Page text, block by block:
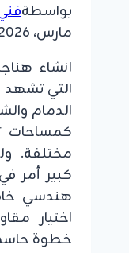
بواسطة
مارس، 2026
انشاء
التي تشهد
الدمام
كمساحات
مختلفة.
كبير أمر
هندسي
اختيار
خطوة